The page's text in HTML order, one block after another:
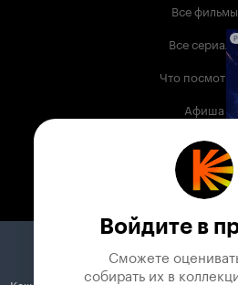
Все фильмы
Все
Что
Афиша
Музыка
Служба
Войдите в
Сможете
собирать их в